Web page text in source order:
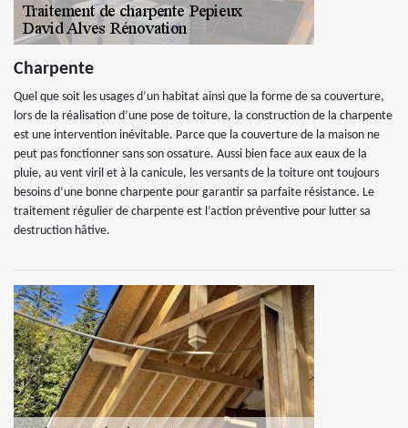
Charpente
Quel que soit les usages d’un habitat ainsi que la forme de sa couverture,
lors de la réalisation d’une pose de toiture, la construction de la charpente
est une intervention inévitable. Parce que la couverture de la maison ne
peut pas fonctionner sans son ossature. Aussi bien face aux eaux de la
pluie, au vent viril et à la canicule, les versants de la toiture ont toujours
besoins d’une bonne charpente pour garantir sa parfaite résistance. Le
traitement régulier de charpente est l’action préventive pour lutter sa
destruction hâtive.